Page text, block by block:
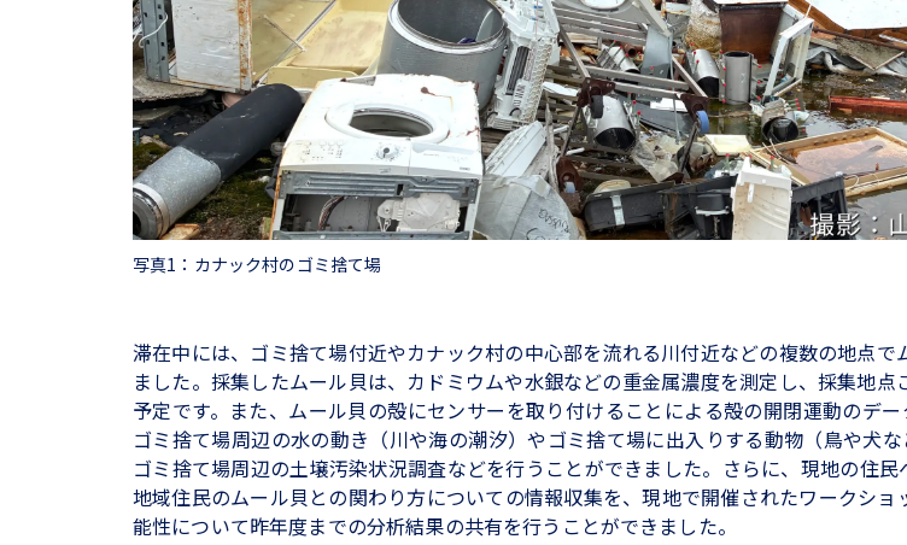
写真1：カナック村のゴミ捨て場
滞在中には、ゴミ捨て場付近やカナック村の中心部を流れる川付近などの複数の地点で
ました。採集したムール貝は、カドミウムや水銀などの重金属濃度を測定し、採集地点
予定です。また、ムール貝の殻にセンサーを取り付けることによる殻の開閉運動のデー
ゴミ捨て場周辺の水の動き（川や海の潮汐）やゴミ捨て場に出入りする動物（鳥や犬な
ゴミ捨て場周辺の土壌汚染状況調査などを行うことができました。さらに、現地の住民
地域住民のムール貝との関わり方についての情報収集を、現地で開催されたワークシ
能性について昨年度までの分析結果の共有を行うことができました。